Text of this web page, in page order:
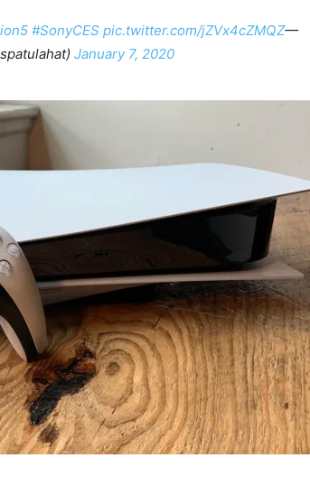
#SonyCES pic.twitter.com/jZVx4cZMQZ—
January 7, 2020